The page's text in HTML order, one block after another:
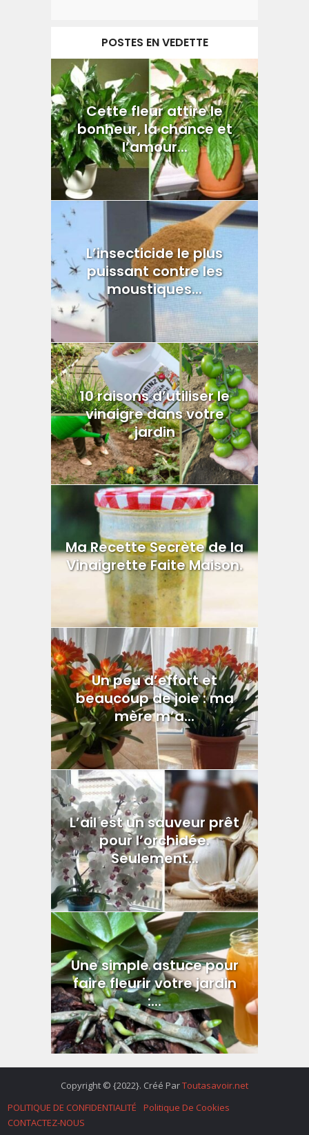
POSTES EN VEDETTE
Cette fleur attire le
bonheur, la chance et
l’amour...
L’insecticide le plus
puissant contre les
moustiques...
10 raisons d’utiliser le
vinaigre dans votre
jardin
Ma Recette Secrète de la
Vinaigrette Faite Maison.
Un peu d’effort et
beaucoup de joie : ma
mère m’a...
L’ail est un sauveur prêt
pour l’orchidée.
Seulement...
Une simple astuce pour
faire fleurir votre jardin
:...
Copyright © {2022}. Créé ParToutasavoir.net
POLITIQUE DE CONFIDENTIALITÉ
Politique De Cookies
CONTACTEZ-NOUS